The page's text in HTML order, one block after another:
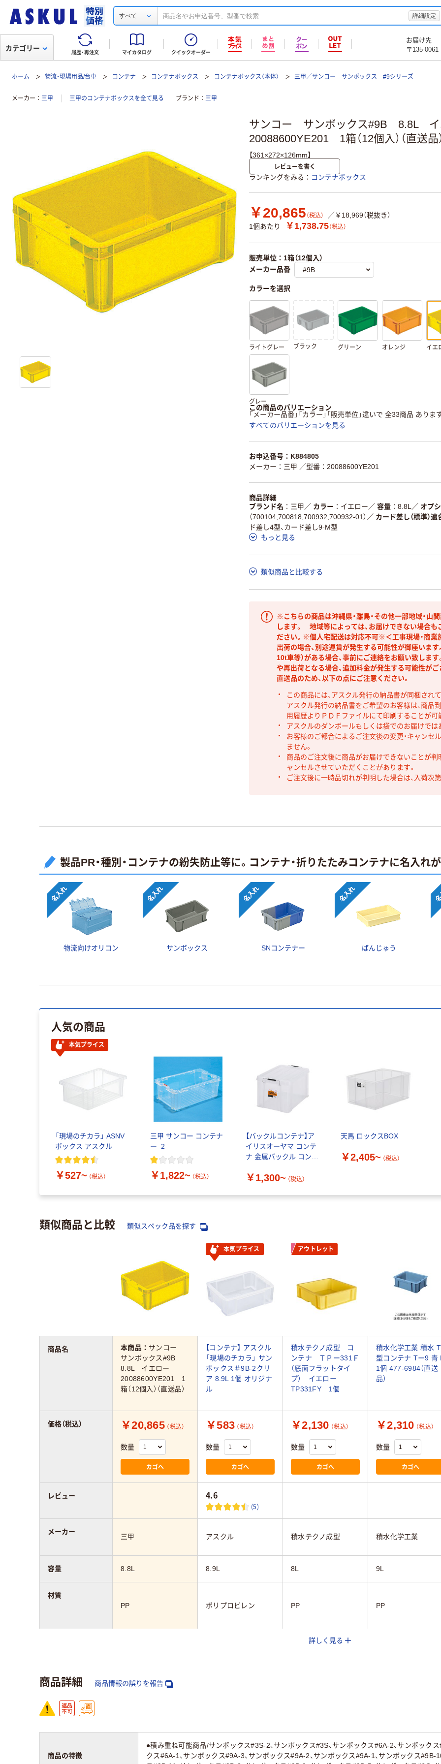
すべて 詳細設定
履歴・再注文 マイカタログ クイックオーダー
お届け先
〒135-0061
カテゴリー
ホーム 物流・現場用品/台車 コンテナ コンテナボックス コンテナボックス（本体） 三甲／サンコー サンボックス #9シリーズ
メーカー 三甲 三甲のコンテナボックスを全て見る ブランド 三甲
サンコー サンボックス#9B 8.8L
20088600YE201 1箱（12個入）（直送品
【361×272×126mm】
レビューを書く
ランキングをみる コンテナボックス
￥20,865 （税込）
／￥18,969（税抜き）
1個あたり
￥1,738.75（税込）
販売単位：1箱（12個入）
メーカー品番
カラーを選択
ライトグレー ブラック グリーン オレンジ イエ
グレー
この商品のバリエーション
「メーカー品番」「カラー」「販売単位」違いで 全33商品 ありま
すべてのバリエーションを見る
お申込番号：K884805
メーカー：三甲 ／型番：20088600YE201
商品詳細
ブランド名
三甲 ／ カラー イエロー ／ 容量 8.8L ／ オプ
（700104,700818,700932,700932-01） ／ カード差し（標準）適
ド差し4型、カード差し9-M型
もっと見る
類似商品と比較する
※こちらの商品は沖縄県・離島・その他一部地域・山
します。 地域等によっては、お届けできない場合も
ださい。※個人宅配送は対応不可※＜工事現場・商業
出荷の場合、別途運賃が発生する可能性が御座います
10t車等）がある場合、事前にご連絡をお願い致しま
や再出荷となる場合、追加料金が発生する可能性がご
直送品のため、以下の点にご注意ください。
この商品には、アスクル発行の納品書が同梱され
アスクル発行の納品書をご希望のお客様は、商品
用履歴よりＰＤＦファイルにて印刷することが可
アスクルのダンボールもしくは袋でのお届けでは
お客様のご都合によるご注文後の変更・キャンセ
ません。
商品のご注文後に商品がお届けできないことが判
ャンセルさせていただくことがあります。
ご注文後に一時品切れが判明した場合は、入荷次
製品PR・種別・コンテナの紛失防止等に。コンテナ・折りたたみコンテナに名入れ
物流向けオリコン サンボックス SNコンテナー ばんじゅう
人気の商品
本気プライス
「現場のチカラ」 ASNV
ボックス アスクル
￥527~ （税込）
三甲 サンコー コンテナ
ー_2
￥1,822~ （税込）
【バックルコンテナ】ア
イリスオーヤマ コンテ
ナ 金属バックル コンテ
コールグレー】
￥1,300~ （税込）
天馬 ロックスBOX
￥2,405~ （税込）
類似商品と比較 類似スペック品を探す
本気プライス アウトレット
本商品： サンコー
サンボックス#9B
8.8L イエロー
20088600YE201 1
箱（12個入）（直送品）
【コンテナ】 アスクル
「現場のチカラ」 サン
ボックス＃9B-2クリ
ア 8.9L 1個 オリジナ
ル
積水テクノ成型 コ
ンテナ ＴＰー331Ｆ
（底面フラットタイ
プ） イエロー
TP331FY 1個
積水化学工業 積水 T
型コンテナ Tー9 青
1個 477-6984（直送
品）
￥20,865 （税込）
数量
カゴへ
￥583 （税込）
数量
カゴへ
￥2,130 （税込）
数量
カゴへ
￥2,310 （税込）
数量
カゴへ
4.6
(5)
三甲 アスクル 積水テクノ成型 積水化学工業
8.8L 8.9L 8L 9L
PP ポリプロピレン PP PP
イエロー系
商品名
価格（税込）
レビュー
メーカー
容量
材質
スコア
詳しく見る
商品詳細 商品情報の誤りを報告
商品の特徴
●積み重ね可能商品/サンボックス#3S-2、サンボックス#3S、サンボックス#6A-2、サンボック
クス#6A-1、サンボックス#9A-3、サンボックス#9A-2、サンボックス#9A-1、サンボックス#9B-